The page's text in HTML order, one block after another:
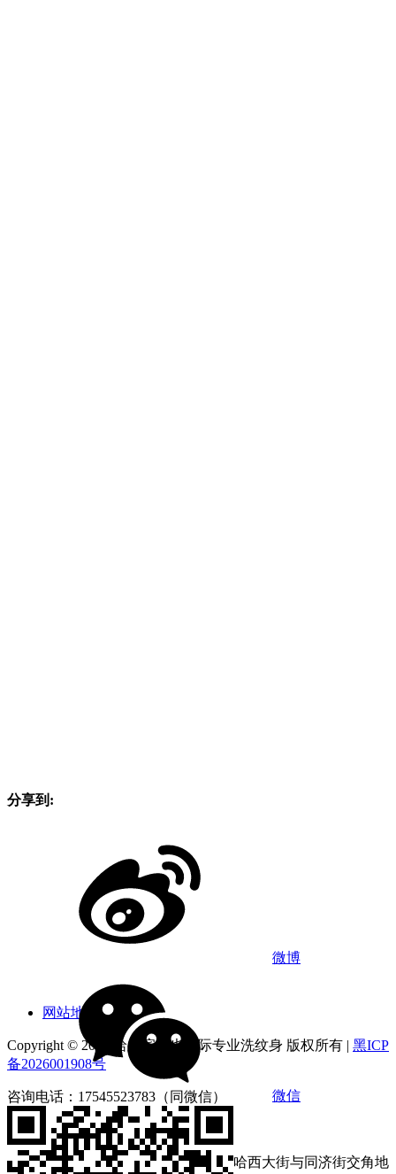
网站地图
Copyright © 2026 哈尔滨俪也国际专业洗纹身 版权所有 | 黑ICP
备2026001908号
咨询电话：17545523783（同微信）
营业时间：9:00-18:00
店铺地址：黑龙江省哈尔滨市南岗区哈西大街与同济街交角地